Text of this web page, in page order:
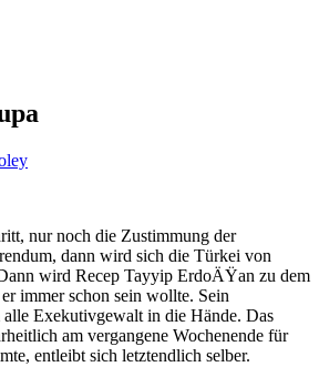
nur noch die Zustimmung der
dann wird sich die Türkei von
wird Recep Tayyip ErdoÄŸan zu dem
immer schon sein wollte. Sein
alle Exekutivgewalt in die Hände. Das
am vergangene Wochenende für
entleibt sich letztendlich selber.